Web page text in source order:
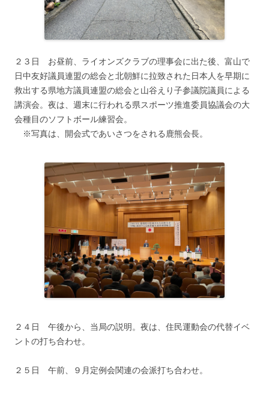
２３日 お昼前、ライオンズクラブの理事会に出た後、富山で
日中友好議員連盟の総会と北朝鮮に拉致された日本人を早期に
救出する県地方議員連盟の総会と山谷えり子参議院議員による
講演会。夜は、週末に行われる県スポーツ推進委員協議会の大
会種目のソフトボール練習会。
※写真は、開会式であいさつをされる鹿熊会長。
２４日 午後から、当局の説明。夜は、住民運動会の代替イベ
ントの打ち合わせ。
２５日 午前、９月定例会関連の会派打ち合わせ。